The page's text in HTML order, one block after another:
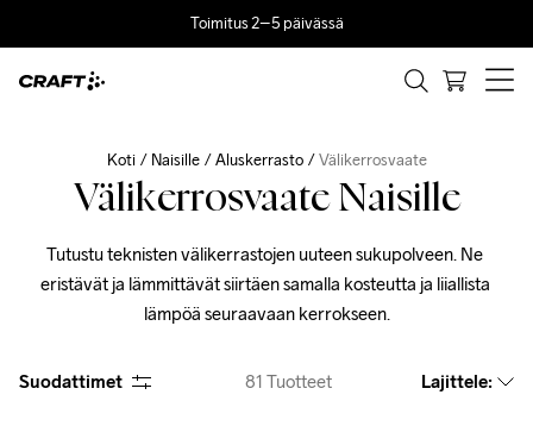
Toimitus 2–5 päivässä
Koti Naisille Aluskerrasto Välikerrosvaate
Välikerrosvaate Naisille
Tutustu teknisten välikerrastojen uuteen sukupolveen. Ne
eristävät ja lämmittävät siirtäen samalla kosteutta ja liiallista
lämpöä seuraavaan kerrokseen.
Suodattimet 81 Tuotteet Lajittele: